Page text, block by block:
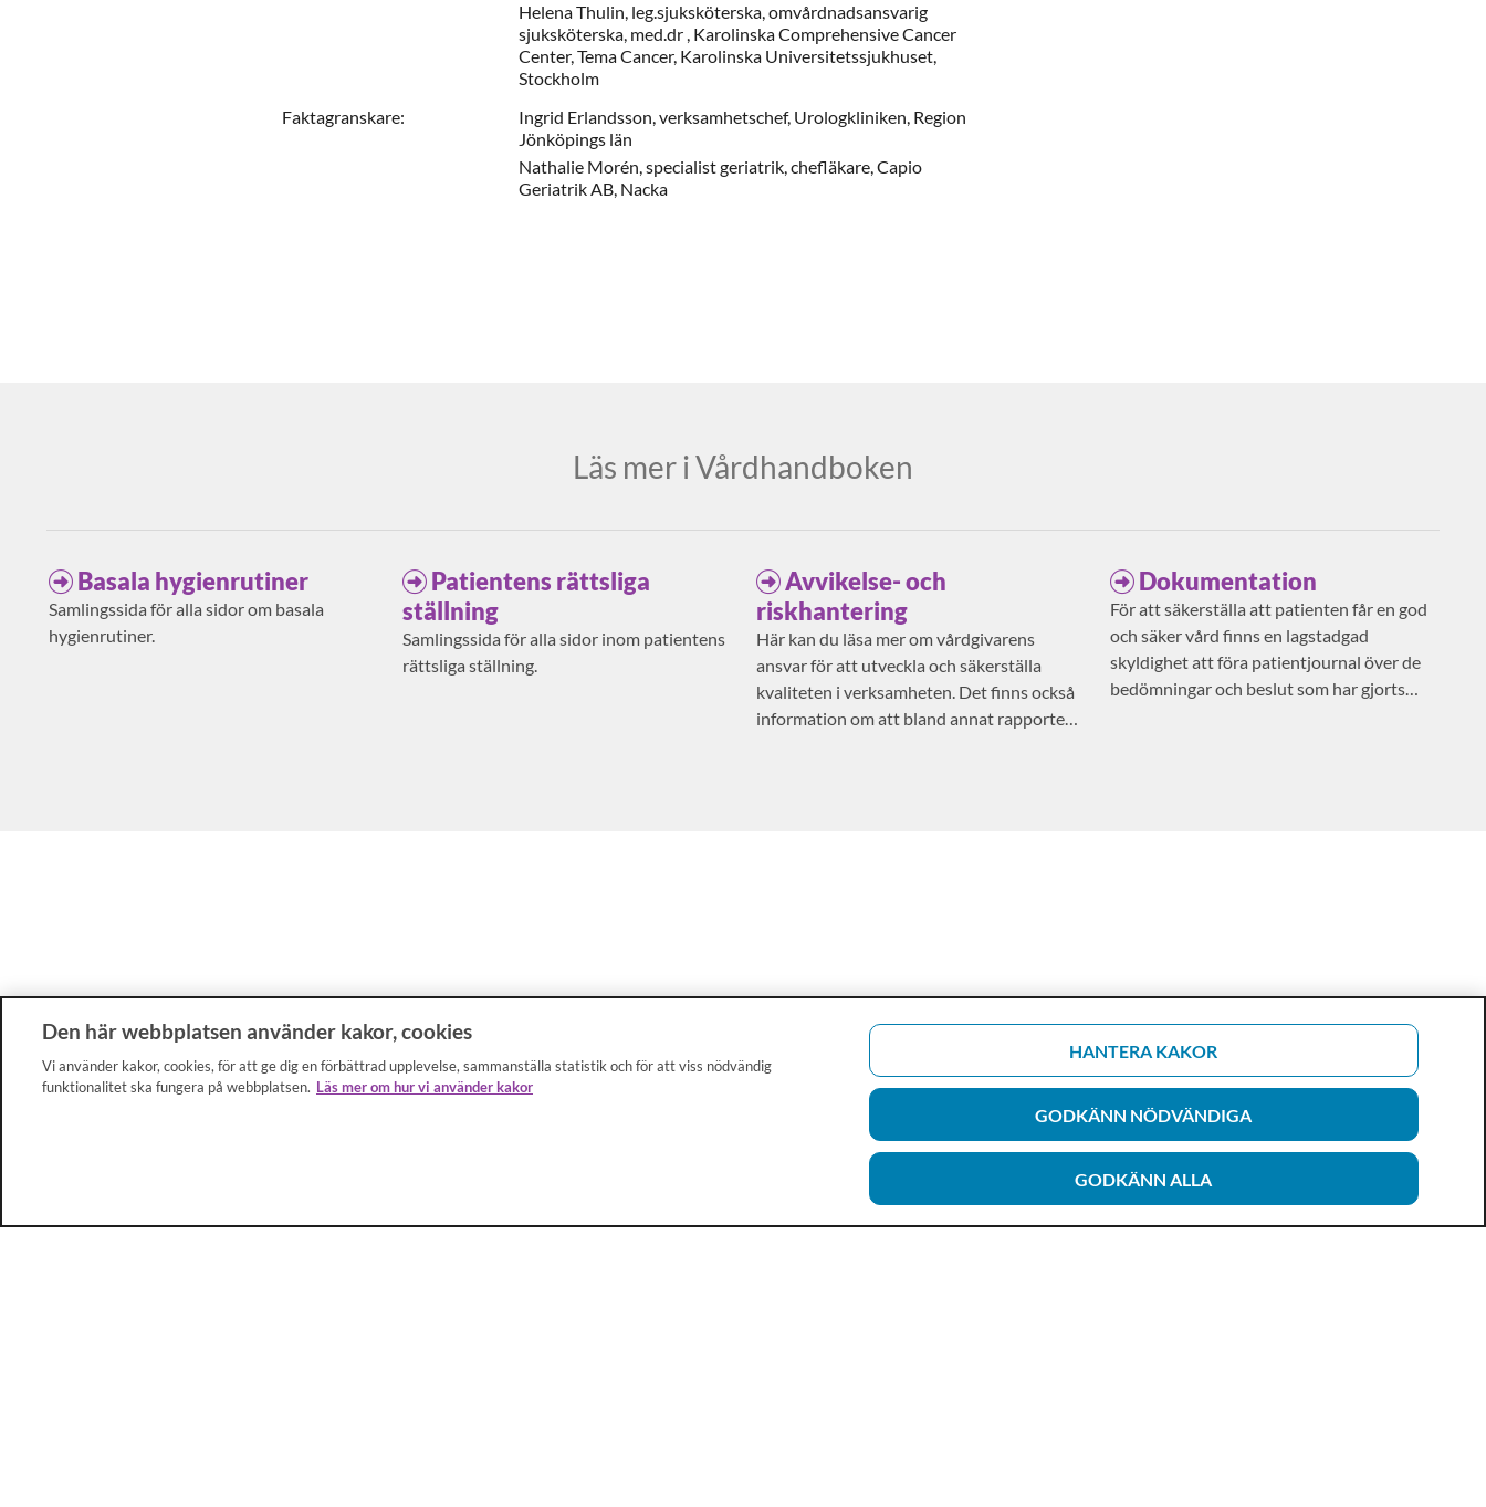
HelenaThulin, leg.sjuksköterska, omvårdnadsansvarig
sjuksköterska, med.dr , Karolinska Comprehensive Cancer
Center, Tema Cancer, Karolinska Universitetssjukhuset,
Stockholm
Faktagranskare: Ingrid Erlandsson,verksamhetschef, Urologkliniken, Region
Jönköpings län
Nathalie Morén,specialist geriatrik, chefläkare,Capio
Geriatrik AB, Nacka
Läs mer i Vårdhandboken
Basala hygienrutiner
Samlingssida för alla sidor om basala
hygienrutiner.
Patientens rättsliga
ställning
Samlingssida för alla sidor inom patientens
rättsliga ställning.
Avvikelse- och
riskhantering
Här kan du läsa mer om vårdgivarens
ansvar för att utveckla och säkerställa
kvaliteten i verksamheten. Det finns också
information om att bland annat rapportera
Dokumentation
För att säkerställa att patienten får en god
och säker vård finns en lagstadgad
skyldighet att föra patientjournal över de
bedömningar och beslut som har gjorts
Den här webbplatsen använder kakor, cookies
Vi använder kakor, cookies, för att ge dig en förbättrad upplevelse, sammanställa statistik och för att viss nödvändig
funktionalitet ska fungera på webbplatsen. Läs mer om hur vi använder kakor
HANTERA KAKOR
GODKÄNN NÖDVÄNDIGA
GODKÄNN ALLA